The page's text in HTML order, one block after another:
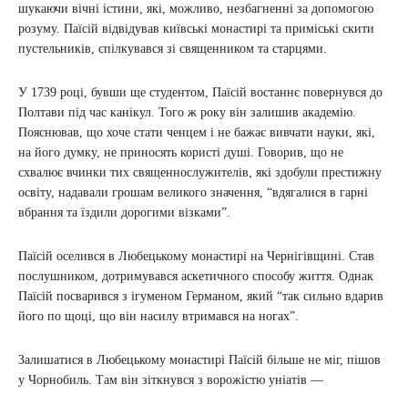
шукаючи вічні істини, які, можливо, незбагненні за допомогою
розуму. Паїсій відвідував київські монастирі та приміські скити
пустельників, спілкувався зі священником та старцями.
У 1739 році, бувши ще студентом, Паїсій востаннє повернувся до
Полтави під час канікул. Того ж року він залишив академію.
Пояснював, що хоче стати ченцем і не бажає вивчати науки, які,
на його думку, не приносять користі душі. Говорив, що не
схвалює вчинки тих священнослужителів, які здобули престижну
освіту, надавали грошам великого значення, “вдягалися в гарні
вбрання та їздили дорогими візками”.
Паїсій оселився в Любецькому монастирі на Чернігівщині. Став
послушником, дотримувався аскетичного способу життя. Однак
Паїсій посварився з ігуменом Германом, який “так сильно вдарив
його по щоці, що він насилу втримався на ногах”.
Залишатися в Любецькому монастирі Паїсій більше не міг, пішов
у Чорнобиль. Там він зіткнувся з ворожістю уніатів —